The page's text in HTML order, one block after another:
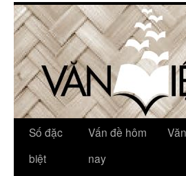
Số đặc
biệt
Vấn đề hôm
nay
Văn